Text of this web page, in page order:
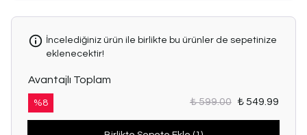
İncelediğiniz ürün ile birlikte bu ürünler de sepetinize
eklenecektir!
Avantajlı Toplam
%8 ₺ 599.00 ₺ 549.99